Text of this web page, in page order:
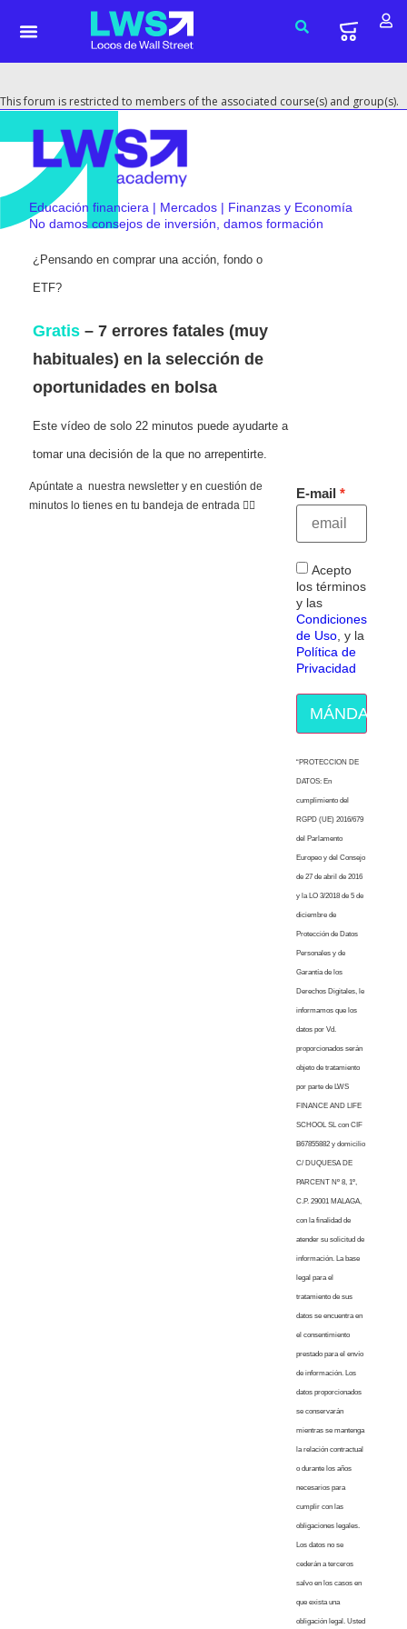
This forum is restricted to members of the associated course(s) and group(s).
Educación financiera | Mercados | Finanzas y Economía
No damos consejos de inversión, damos formación
¿Pensando en comprar una acción, fondo o
ETF?
Gratis – 7 errores fatales (muy
habituales) en la selección de
oportunidades en bolsa
Este vídeo de solo 22 minutos puede ayudarte a
tomar una decisión de la que no arrepentirte.
Apúntate a nuestra newsletter y en cuestión de
minutos lo tienes en tu bandeja de entrada 👇🏻
E-mail
Acepto
los términos
y las
Condiciones
de Uso, y la
Política de
Privacidad
MÁNDAME
“PROTECCION DE
DATOS: En
cumplimiento del
RGPD (UE) 2016/679
del Parlamento
Europeo y del Consejo
de 27 de abril de 2016
y la LO 3/2018 de 5 de
diciembre de
Protección de Datos
Personales y de
Garantía de los
Derechos Digitales, le
informamos que los
datos por Vd.
proporcionados serán
objeto de tratamiento
por parte de LWS
FINANCE AND LIFE
SCHOOL SL con CIF
B67855882 y domicilio
C/ DUQUESA DE
PARCENT Nº 8, 1º,
C.P. 29001 MALAGA,
con la finalidad de
atender su solicitud de
información. La base
legal para el
tratamiento de sus
datos se encuentra en
el consentimiento
prestado para el envío
de información. Los
datos proporcionados
se conservarán
mientras se mantenga
la relación contractual
o durante los años
necesarios para
cumplir con las
obligaciones legales.
Los datos no se
cederán a terceros
salvo en los casos en
que exista una
obligación legal. Usted